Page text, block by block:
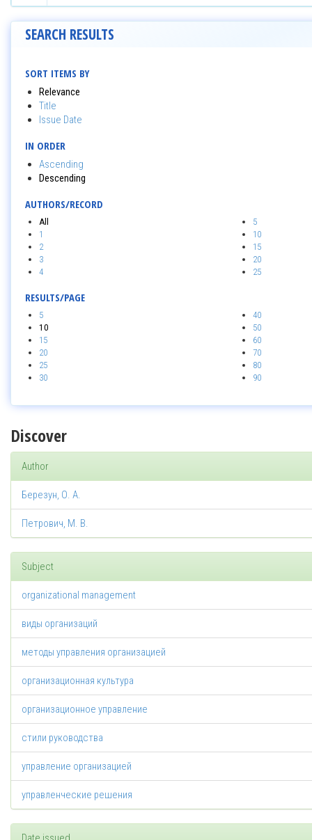
SEARCH RESULTS
SORT ITEMS BY
Relevance
Title
Issue Date
IN ORDER
Ascending
Descending
AUTHORS/RECORD
All
1
2
3
4
5
10
15
20
25
RESULTS/PAGE
5
10
15
20
25
30
40
50
60
70
80
90
Discover
Author
Березун, О. А.
Петрович, М. В.
Subject
organizational management
виды организаций
методы управления организацией
организационная культура
организационное управление
стили руководства
управление организацией
управленческие решения